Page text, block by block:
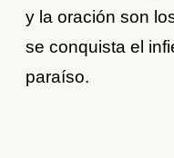
y la oración son
se conquista el
paraíso.